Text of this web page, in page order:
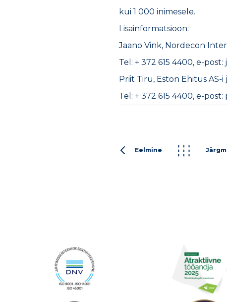
kui 1 000 inimesele.
Lisainformatsioon:
Jaano Vink, Nordecon
Tel: + 372 615 4400, e-
Priit Tiru, Eston Ehitus AS-
Tel: + 372 615 4400, e-
Eelmine